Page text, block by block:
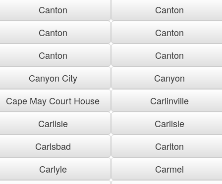
Canton
Canton
Canton
Canton
Canton
Canton
Canyon City
Canyon
Cape May Court House
Carlinville
Carlisle
Carlisle
Carlsbad
Carlton
Carlyle
Carmel